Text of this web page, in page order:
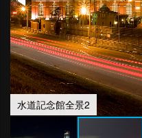
水道記念館全景2